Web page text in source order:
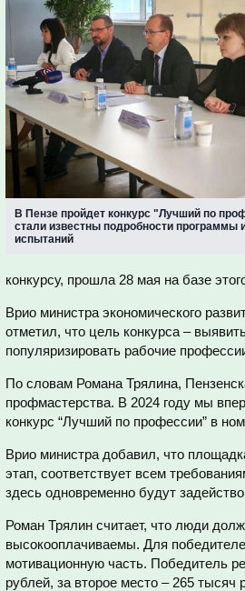
В Пензе пройдет конкурс "Лучший по
стали известны подробности программы
испытаний
конкурсу, прошла 28 мая на базе
Врио министра экономического
отметил, что цель конкурса –
популяризировать рабочие
По словам Романа Трялина,
профмастерства. В 2024 году мы
конкурс “Лучший по профессии” в
Врио министра добавил, что
этап, соответствует всем
здесь одновременно будут
Роман Трялин считает, что люди
высокооплачиваемы. Для
мотивационную часть. Победитель
рублей, за второе место – 265 тысяч